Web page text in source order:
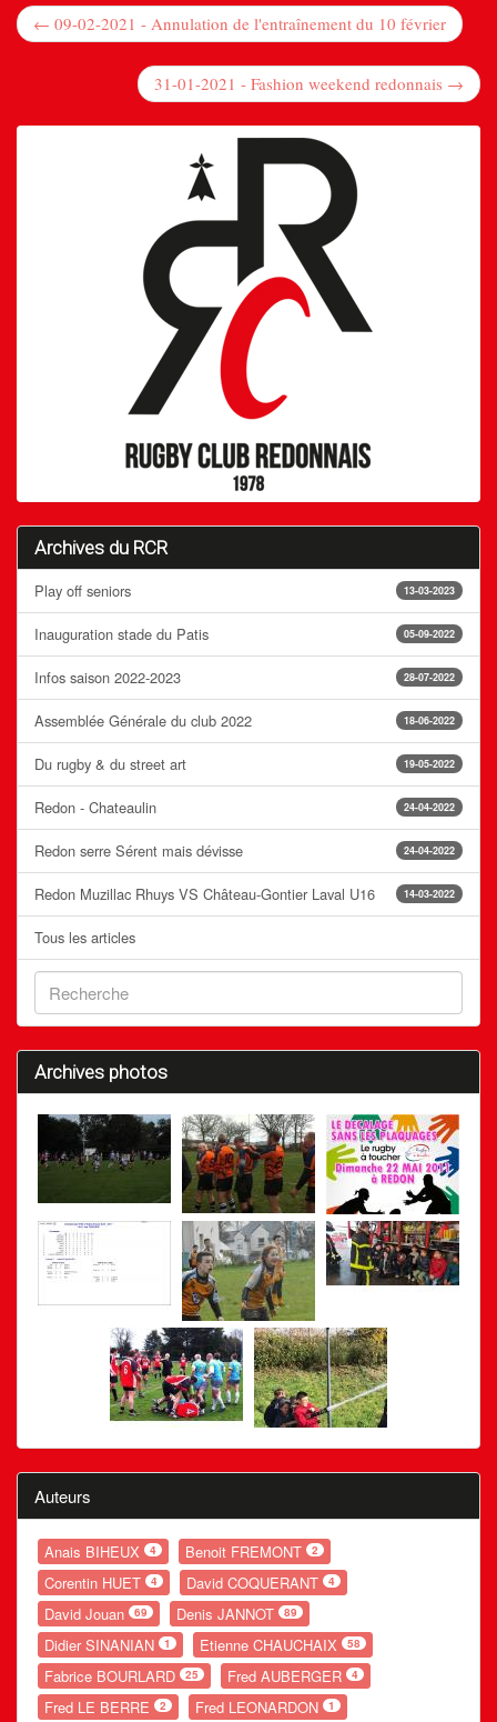
← 09-02-2021 - Annulation de l'entraînement du 10 février
31-01-2021 - Fashion weekend redonnais →
Archives du RCR
13-03-2023
Play off seniors
05-09-2022
Inauguration stade du Patis
28-07-2022
Infos saison 2022-2023
18-06-2022
Assemblée Générale du club 2022
19-05-2022
Du rugby & du street art
24-04-2022
Redon - Chateaulin
24-04-2022
Redon serre Sérent mais dévisse
14-03-2022
Redon Muzillac Rhuys VS Château-Gontier Laval U16
Tous les articles
Archives photos
Auteurs
Anais BIHEUX 4 Benoit FREMONT 2
Corentin HUET 4 David COQUERANT 4
David Jouan 69 Denis JANNOT 89
Didier SINANIAN 1 Etienne CHAUCHAIX 58
Fabrice BOURLARD 25 Fred AUBERGER 4
Fred LE BERRE 2 Fred LEONARDON 1